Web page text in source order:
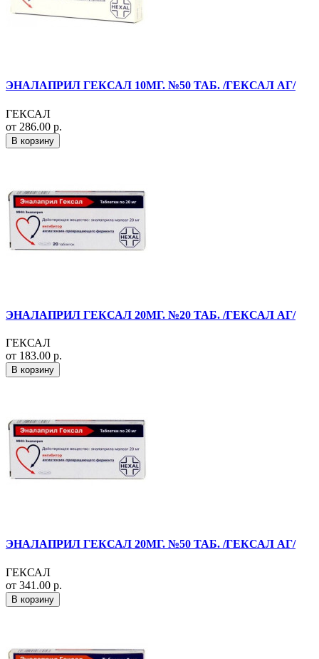
ЭНАЛАПРИЛ ГЕКСАЛ 10МГ. №50 ТАБ. /ГЕКСАЛ АГ/
ГЕКСАЛ
от 286.00 р.
В корзину
ЭНАЛАПРИЛ ГЕКСАЛ 20МГ. №20 ТАБ. /ГЕКСАЛ АГ/
ГЕКСАЛ
от 183.00 р.
В корзину
ЭНАЛАПРИЛ ГЕКСАЛ 20МГ. №50 ТАБ. /ГЕКСАЛ АГ/
ГЕКСАЛ
от 341.00 р.
В корзину